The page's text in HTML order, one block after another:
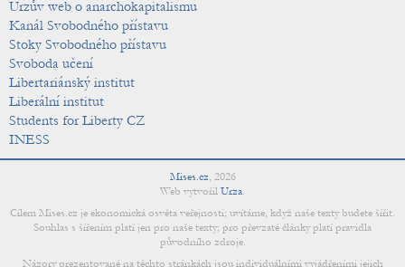
Urzův web o anarchokapitalismu
Kanál Svobodného přístavu
Stoky Svobodného přístavu
Svoboda učení
Libertariánský institut
Liberální institut
Students for Liberty CZ
INESS
Mises.cz, 2026
Web vytvořil Urza.
Cílem Mises.cz je ekonomická osvěta veřejnosti; uvítáme, když naše texty budete šířit.
Souhlas s šířením platí jen pro naše texty; pro převzaté články platí pravidla
původního zdroje.
Názory prezentované na těchto stránkách jsou individuálními vyjádřeními jejich